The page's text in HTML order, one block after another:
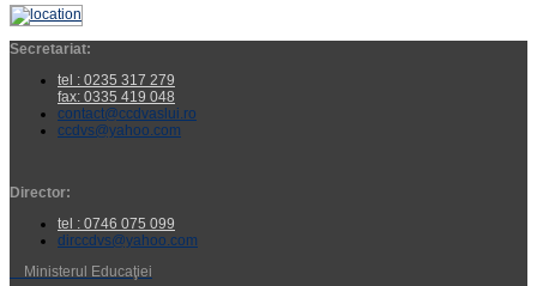
Secretariat:
tel : 0235 317 279
fax: 0335 419 048
contact@ccdvaslui.ro
ccdvs@yahoo.com
Director:
tel : 0746 075 099
dirccdvs@yahoo.com
Ministerul Educaţiei